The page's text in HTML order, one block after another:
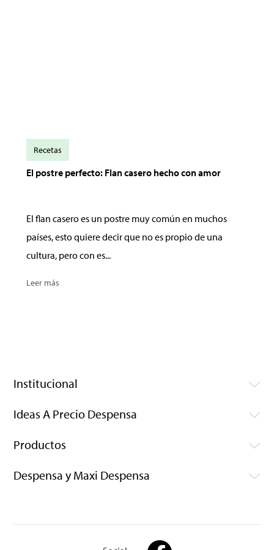
El postre perfecto: Flan casero hecho con amor
El flan casero es un postre muy común en muchos
países, esto quiere decir que no es propio de una
cultura, pero con es...
Leer más
Recetas
Institucional
Ideas A Precio Despensa
Productos
Despensa y Maxi Despensa